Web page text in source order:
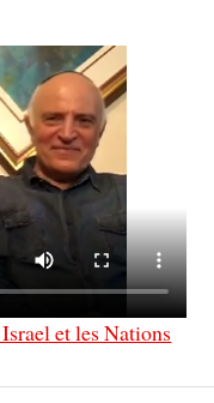
et les Nations